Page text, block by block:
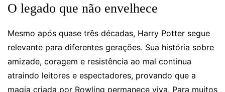
O legado que não envelhece
Mesmo após quase três décadas, Harry Potter segue
relevante para diferentes gerações. Sua história sobre
amizade, coragem e resistência ao mal continua
atraindo leitores e espectadores, provando que a
magia criada por Rowling permanece viva. Para muitos